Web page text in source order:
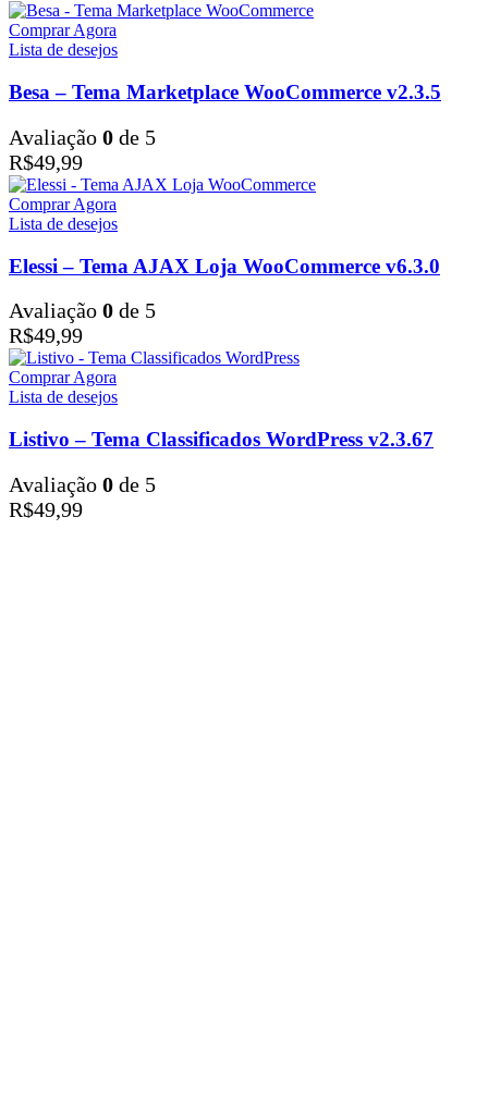
Comprar Agora
Lista de desejos
Besa – Tema Marketplace WooCommerce v2.3.5
Avaliação 0 de 5
R$49,99
Comprar Agora
Lista de desejos
Elessi – Tema AJAX Loja WooCommerce v6.3.0
Avaliação 0 de 5
R$49,99
Comprar Agora
Lista de desejos
Listivo – Tema Classificados WordPress v2.3.67
Avaliação 0 de 5
R$49,99